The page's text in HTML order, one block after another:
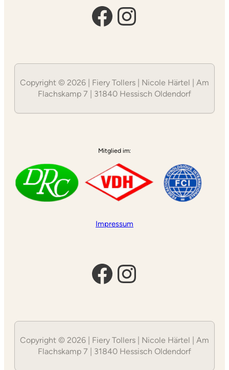
Facebook Instagram
Copyright © 2026 | Fiery Tollers | Nicole Härtel | Am
Flachskamp 7 | 31840 Hessisch Oldendorf
Mitglied im:
Impressum
Facebook Instagram
Copyright © 2026 | Fiery Tollers | Nicole Härtel | Am
Flachskamp 7 | 31840 Hessisch Oldendorf